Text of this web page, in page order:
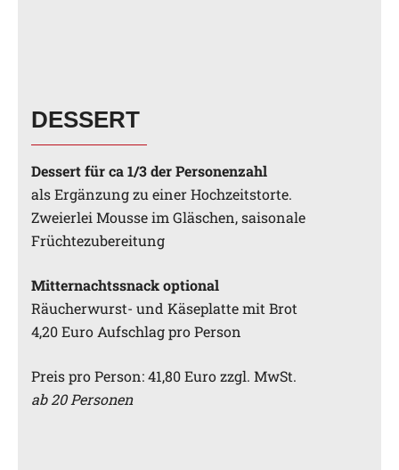
DESSERT
Dessert für ca 1/3 der Personenzahl
als Ergänzung zu einer Hochzeitstorte.
Zweierlei Mousse im Gläschen, saisonale
Früchtezubereitung
Mitternachtssnack optional
Räucherwurst- und Käseplatte mit Brot
4,20 Euro Aufschlag pro Person
Preis pro Person: 41,80 Euro zzgl. MwSt.
ab 20 Personen